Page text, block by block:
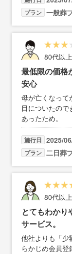
プラン 一般葬
最低限の価格
安心
母が亡くなって
目についたの
あったため。
施行日 2025/
プラン 二日葬
とてもわかり
サービス。
他社よりも「少
らかじめ会員登